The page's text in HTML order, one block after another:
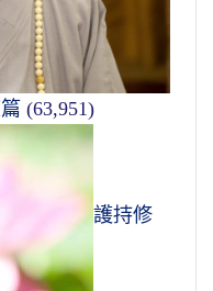
(63,951)
護持修